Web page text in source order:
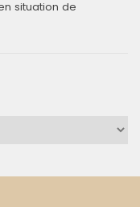
situation de